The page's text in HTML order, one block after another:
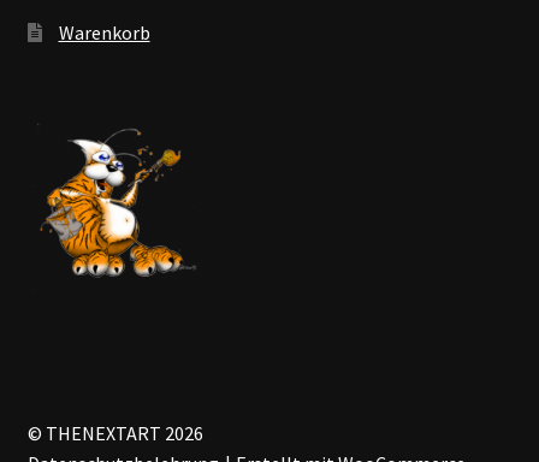
Warenkorb
© THENEXTART 2026